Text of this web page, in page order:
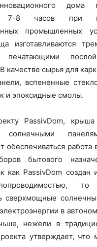
дома
7-8 часов при
промышленных
изготавливаются
печатающими
качестве сырья для
вспененные
и эпоксидные смолы.
PassivDom,
солнечными
обеспечиваться работа
бытового
как PassivDom создан
сверхмощные
в
нежели в
утверждает, что